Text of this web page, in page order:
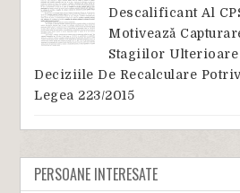
Descalificant Al
Motivează
Stagiilor
Deciziile De Recalculare
Legea 223/2015
PERSOANE INTERESATE